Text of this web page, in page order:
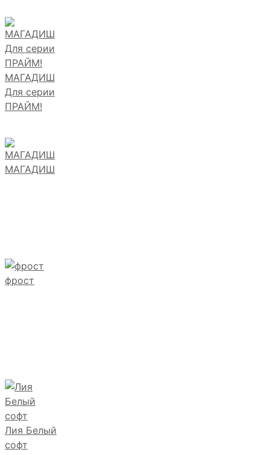
МАГАДИШ
Для серии
ПРАЙМ!
МАГАДИШ
фрост
Лия Белый
софт